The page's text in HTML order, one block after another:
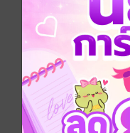
ต้องการแต่สาวบริสุ
ของเธอก็เปลี่ยนแปล
โรมานซ์
นักพากย์
ประเภทไฟล์